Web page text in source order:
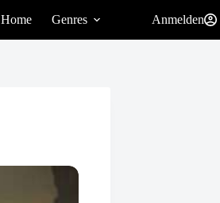
Home Genres Anmelden